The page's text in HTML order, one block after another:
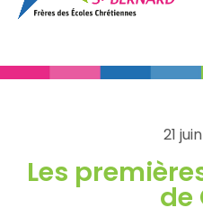
21
Les
de